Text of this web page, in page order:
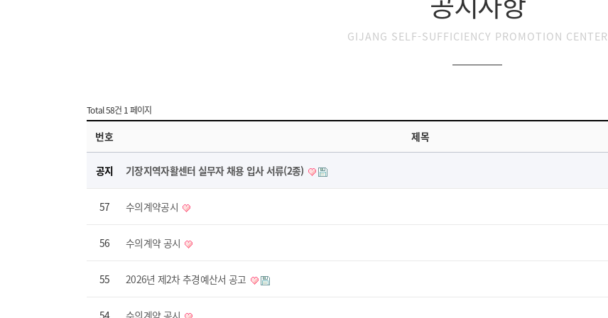
GIJANG SELF-SUFFICIENCY PROMOTION CENTER
Total 58건 1 페이지
번호 제목
공지 기장지역자활센터 실무자 채용 입사 서류(2종)
57 수의계약공시
56 수의계약 공시
55 2026년 제2차 추경예산서 공고
54 수의계약 공시